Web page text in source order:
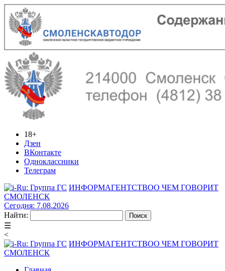
18+
Дзен
ВКонтакте
Одноклассники
Телеграм
ИНФОРМАГЕНТСТВОО ЧЕМ ГОВОРИТ
СМОЛЕНСК
Сегодня: 7.08.2026
Найти:
☰
<
ИНФОРМАГЕНТСТВОО ЧЕМ ГОВОРИТ
СМОЛЕНСК